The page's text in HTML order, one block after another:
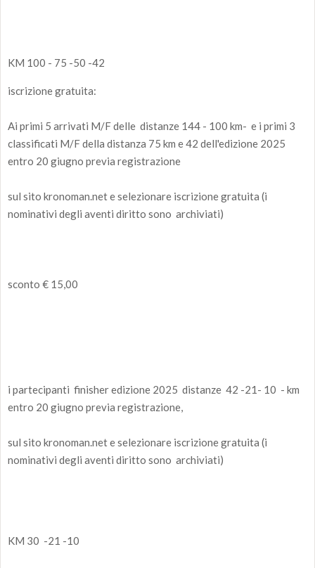
KM 100 - 75 -50 -42
iscrizione gratuita:
Ai primi 5 arrivati M/F delle distanze 144 - 100 km- e i primi 3
classificati M/F della distanza 75 km e 42 dell'edizione 2025
entro 20 giugno previa registrazione
sul sito kronoman.net e selezionare iscrizione gratuita (i
nominativi degli aventi diritto sono archiviati)
sconto € 15,00
i partecipanti finisher edizione 2025 distanze 42 -21- 10 - km
entro 20 giugno previa registrazione,
sul sito kronoman.net e selezionare iscrizione gratuita (i
nominativi degli aventi diritto sono archiviati)
KM 30 -21 -10